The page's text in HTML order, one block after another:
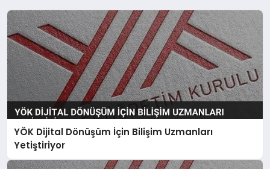
YÖK Dijital Dönüşüm İçin Bilişim Uzmanları
Yetiştiriyor